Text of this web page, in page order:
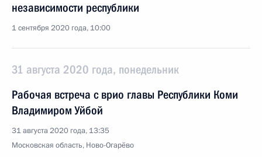
независимости республики
1 сентября 2020 года, 10:00
31 августа 2020 года, понедельник
Рабочая встреча с врио главы Республики Коми
Владимиром Уйбой
31 августа 2020 года, 13:35
Московская область, Ново-Огарёво